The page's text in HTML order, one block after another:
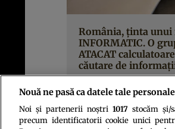
România, ţinta unui
INFORMATIC. O
ATACAT
căutare de
Nouă ne pasă ca datele tale
Noi și partenerii noștri 1017stocăm și/
precum identificatorii cookie unici